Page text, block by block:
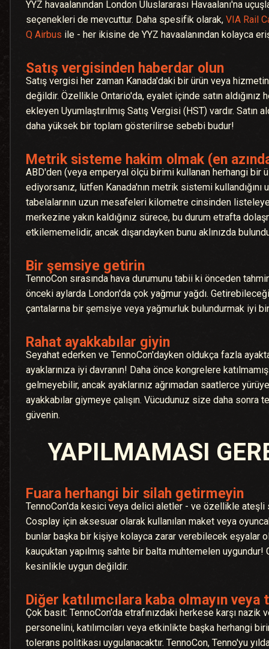
YYZ havaalanından London Uluslararası Havaalanı'na
seçenekleri de mevcuttur. Daha spesifik olarak, VIA Rail
Q Airbus ile - her ikisine de YYZ havaalanından kolayca
Satış vergisinden haberdar olun
Satış vergisi her zaman Kanada'daki bir ürün veya
değildir. Özellikle Ontario'da, eyalet içinde satın aldığınız
ekleyen Uyumlaştırılmış Satış Vergisi (HST) vardır. Satın
daha yüksek bir toplam gösterilirse sebebi budur!
Metrik sisteme hakim olmak (en
ABD'den (veya emperyal ölçü birimi kullanan herhangi bir
ediyorsanız, lütfen Kanada'nın metrik sistemi kullandığını
tabelalarının uzun mesafeleri kilometre cinsinden
merkezine yakın kaldığınız sürece, bu durum etrafta
etkilememelidir, ancak dışarıdayken bunu aklınızda
Bir şemsiye getirin
TennoCon sırasında hava durumunu tabii ki önceden
önceki aylarda London'da çok yağmur yağdı.
çantalarına bir şemsiye veya yağmurluk bulundurmak iyi
Rahat ayakkabılar giyin
Seyahat ederken ve TennoCon'dayken oldukça fazla
ayaklarınıza iyi davranın! Daha önce kongrelere
gelmeyebilir, ancak ayaklarınız ağrımadan saatlerce
ayakkabılar giymeye çalışın. Vücudunuz size daha sonra
güvenin.
YAPILMAMASI
Fuara herhangi bir silah getirmeyin
TennoCon'da kesici veya delici aletler - ve özellikle ateşli
Cosplay için aksesuar olarak kullanılan maket veya
bunlar başka bir kişiye kolayca zarar verebilecek eşyalar
kauçuktan yapılmış sahte bir balta muhtemelen
kesinlikle uygun değildir.
Diğer katılımcılara kaba olmayın
Çok basit: TennoCon'da etrafınızdaki herkese karşı nazik
personelini, katılımcıları veya etkinlikte başka herhangi
tolerans politikası uygulanacaktır. TennoCon, Tenno'yu